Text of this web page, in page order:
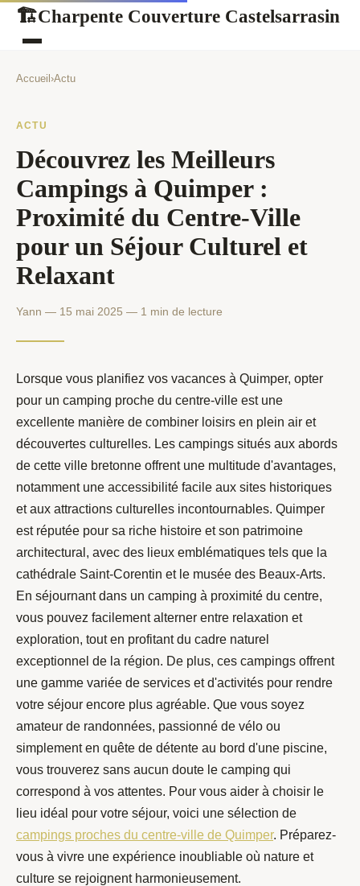
🏗Charpente Couverture Castelsarrasin
Accueil ›Actu
ACTU
Découvrez les Meilleurs
Campings à Quimper :
Proximité du Centre-Ville
pour un Séjour Culturel et
Relaxant
Yann — 15 mai 2025 — 1 min de lecture
Lorsque vous planifiez vos vacances à Quimper, opter
pour un camping proche du centre-ville est une
excellente manière de combiner loisirs en plein air et
découvertes culturelles. Les campings situés aux abords
de cette ville bretonne offrent une multitude d'avantages,
notamment une accessibilité facile aux sites historiques
et aux attractions culturelles incontournables. Quimper
est réputée pour sa riche histoire et son patrimoine
architectural, avec des lieux emblématiques tels que la
cathédrale Saint-Corentin et le musée des Beaux-Arts.
En séjournant dans un camping à proximité du centre,
vous pouvez facilement alterner entre relaxation et
exploration, tout en profitant du cadre naturel
exceptionnel de la région. De plus, ces campings offrent
une gamme variée de services et d'activités pour rendre
votre séjour encore plus agréable. Que vous soyez
amateur de randonnées, passionné de vélo ou
simplement en quête de détente au bord d'une piscine,
vous trouverez sans aucun doute le camping qui
correspond à vos attentes. Pour vous aider à choisir le
lieu idéal pour votre séjour, voici une sélection de
campings proches du centre-ville de Quimper. Préparez-
vous à vivre une expérience inoubliable où nature et
culture se rejoignent harmonieusement.